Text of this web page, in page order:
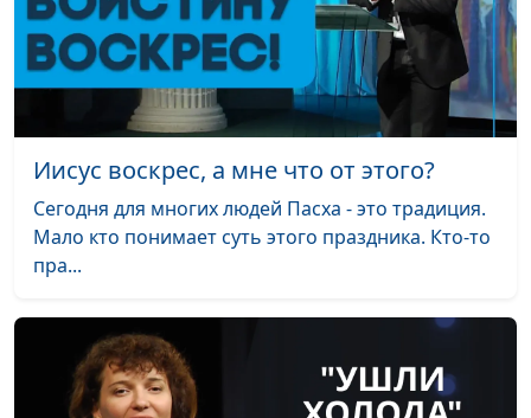
Находка
тысячелетия:
древние рукописи
Александр Богданенков,
священнослужитель,
филолог, литературовед,
Олег Габрусевич,
историк, богослов
#132
Египетские
иероглифы: тайны
Александр Богданенков,
Олег Габрусевич,
историк, богослов
#131
Иисус воскрес, а мне что от этого?
Сегодня для многих людей Пасха - это традиция.
Мало кто понимает суть этого праздника. Кто-то
пра...